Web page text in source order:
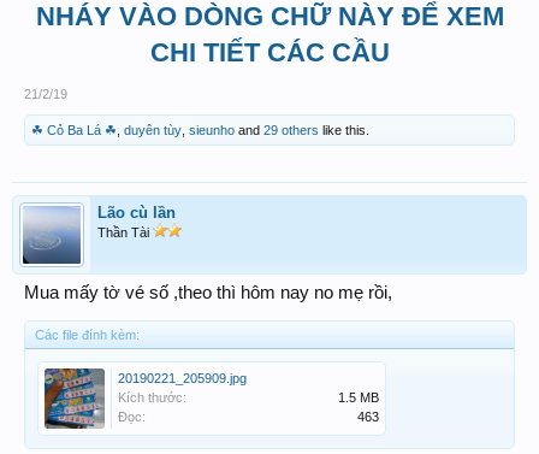
NHÁY VÀO DÒNG CHỮ NÀY ĐỂ XEM
CHI TIẾT CÁC CẦU
21/2/19
☘ Cỏ Ba Lá ☘ duyên tùy sieunho and 29 others like this.
Lão cù lần
Thần Tài
Mua mấy tờ vé số ,theo thì hôm nay no mẹ rồi,
Các file đính kèm:
20190221_205909.jpg
Kích thước:
1.5 MB
Đọc:
463